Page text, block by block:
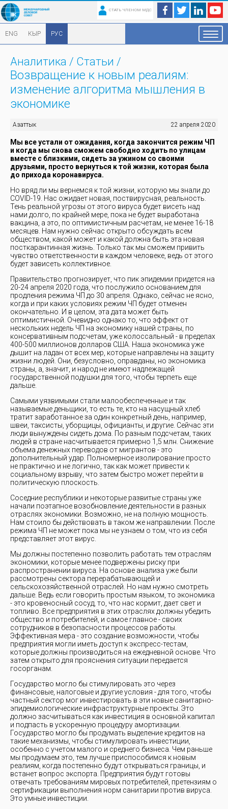
СТАТЬ ЧЛЕНОМ МДС
ENG КЫР РУС
Аналитика / Статьи /
Возвращение к новым реалиям:
изменение алгоритма мышления в
экономике
Азаттык 22 апреля 2020
Мы все устали от ожидания, когда закончится режим ЧП
и когда мы снова сможем свободно ходить по улицам
вместе с близкими, сидеть за ужином со своими
друзьями, просто вернуться к той жизни, которая была
до прихода коронавируса.
Но вряд ли мы вернемся к той жизни, которую мы знали до
COVID-19. Нас ожидает новая, поствирусная, реальность.
Тень реальной угрозы от этого вируса будет висеть над
нами долго, по крайней мере, пока не будет выработана
вакцина, а это, по оптимистичным расчетам, не менее 16-18
месяцев. Нам нужно сейчас открыто обсуждать всем
обществом, какой может и какой должна быть эта новая
посткарантинная жизнь. Только так мы сможем привить
чувство ответственности в каждом человеке, ведь от этого
будет зависеть коллективное.
Правительство прогнозирует, что пик эпидемии придется на
20-24 апреля 2020 года, что послужило основанием для
продления режима ЧП до 30 апреля. Однако, сейчас не ясно,
когда и при каких условиях режим ЧП будет отменен
окончательно. И в целом, эта дата может быть
оптимистичной. Очевидно однако то, что эффект от
нескольких недель ЧП на экономику нашей страны, по
консервативным подсчетам, уже колоссальный - в пределах
400-500 миллионов долларов США. Наша экономика уже
дышит на ладан от всех мер, которые направлены на защиту
жизни людей. Они, безусловно, оправданы, но экономика
страны, а, значит, и народ не имеют надлежащей
государственной подушки для того, чтобы терпеть еще
дальше.
Самыми уязвимыми стали малообеспеченные и так
называемые деньщики, то есть те, кто на насущный хлеб
тратит заработанное за один конкретный день, например,
швеи, таксисты, уборщицы, официанты, и другие. Сейчас эти
люди вынуждены сидеть дома. По разным подсчетам, таких
людей в стране насчитывается примерно 1,5 млн. Снижение
объема денежных переводов от мигрантов - это
дополнительный удар. Полномерное изолирование просто
не практично и не логично, так как может привести к
социальному взрыву, что затем быстро может перейти в
политическую плоскость.
Соседние республики и некоторые развитые страны уже
начали поэтапное возобновление деятельности в разных
отраслях экономики. Возможно, не на полную мощность.
Нам стоило бы действовать в таком же направлении. После
режима ЧП не может пока мы не узнаем о том, что из себя
представляет этот вирус.
Мы должны постепенно позволить работать тем отраслям
экономики, которые менее подвержены риску при
распространении вируса. На основе анализа уже были
рассмотрены сектора перерабатывающей и
сельскохозяйственной отраслей. Но нам нужно смотреть
дальше. Ведь если говорить простым языком, то экономика
- это кровеносный сосуд, то, что нас кормит, дает свет и
топливо. Все предприятия в этих отраслях должны убедить
общество и потребителей, и самое главное - своих
сотрудников в безопасности процессов работы.
Эффективная мера - это создание возможности, чтобы
предприятия могли иметь доступ к экспресс-тестам,
которые должны производиться на ежедневной основе. Что
затем открыто для прояснения ситуации передается
госорганам.
Государство могло бы стимулировать это через
финансовые, налоговые и другие условия - для того, чтобы
частный сектор мог инвестировать в эти новые санитарно-
эпидемиологические инфраструктурные проекты. Это
должно засчитываться как инвестиция в основной капитал
и подпасть в ускоренную процедуру амортизации.
Государство могло бы продумать выделение кредитов на
такие механизмы, чтобы стимулировать инвестиции,
особенно с учетом малого и среднего бизнеса. Чем раньше
мы продумаем это, тем лучше приспособимся к новым
реалиям, когда постепенно будут открываться границы, и
встанет вопрос экспорта. Предприятия будут готовы
отвечать требованиям мировых потребителей, претензиям о
сертификации выполнения норм санитарии против вируса.
Это умные инвестиции.